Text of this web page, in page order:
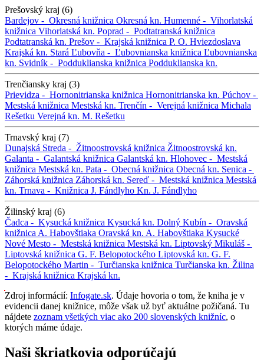
Prešovský kraj (6)
Bardejov - Okresná knižnica Okresná kn. Humenné - Vihorlatská
knižnica Vihorlatská kn. Poprad - Podtatranská knižnica
Podtatranská kn. Prešov - Krajská knižnica P. O. Hviezdoslava
Krajská kn. Stará Ľubovňa - Ľubovnianska knižnica Ľubovnianska
kn. Svidník - Podduklianska knižnica Podduklianska kn.
Trenčiansky kraj (3)
Prievidza - Hornonitrianska knižnica Hornonitrianska kn. Púchov -
Mestská knižnica Mestská kn. Trenčín - Verejná knižnica Michala
Rešetku Verejná kn. M. Rešetku
Trnavský kraj (7)
Dunajská Streda - Žitnoostrovská knižnica Žitnoostrovská kn.
Galanta - Galantská knižnica Galantská kn. Hlohovec - Mestská
knižnica Mestská kn. Pata - Obecná knižnica Obecná kn. Senica -
Záhorská knižnica Záhorská kn. Sereď - Mestská knižnica Mestská
kn. Trnava - Knižnica J. Fándlyho Kn. J. Fándlyho
Žilinský kraj (6)
Čadca - Kysucká knižnica Kysucká kn. Dolný Kubín - Oravská
knižnica A. Habovštiaka Oravská kn. A. Habovštiaka Kysucké
Nové Mesto - Mestská knižnica Mestská kn. Liptovský Mikuláš -
Liptovská knižnica G. F. Belopotockého Liptovská kn. G. F.
Belopotockého Martin - Turčianska knižnica Turčianska kn. Žilina
- Krajská knižnica Krajská kn.
Zdroj informácií: Infogate.sk. Údaje hovoria o tom, že kniha je v
evidencii danej knižnice, môže však už byť aktuálne požičaná. Tu
nájdete zoznam všetkých viac ako 200 slovenských knižníc, o
ktorých máme údaje.
Naši škriatkovia odporúčajú